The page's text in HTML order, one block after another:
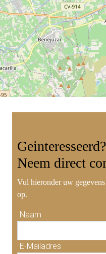
Geinteresseerd?
Neem direct
Vul hieronder uw
op.
Naam
E-Mailadres